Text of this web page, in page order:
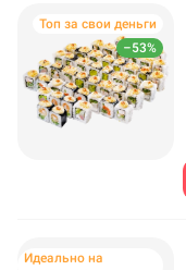
–53%
Топ за свои деньги
Идеально на